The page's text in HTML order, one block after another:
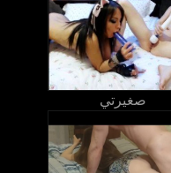
صغيرتي